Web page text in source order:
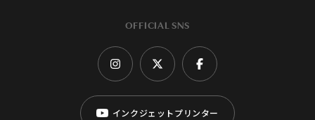
OFFICIAL SNS
インクジェットプリンター